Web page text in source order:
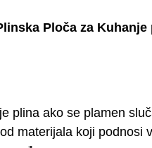
Ploča za Kuhanje
plina ako se plamen
materijala koji podnosi